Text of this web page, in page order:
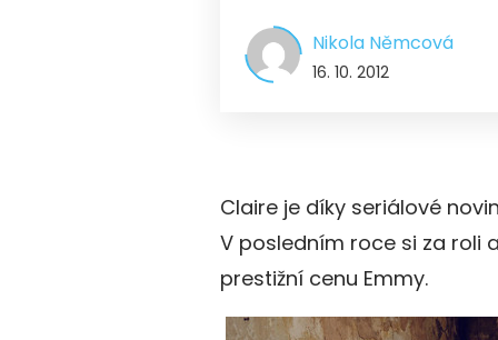
Nikola Němcová
16. 10. 2012
Claire je díky seriálové
V posledním roce si za roli
prestižní cenu Emmy.